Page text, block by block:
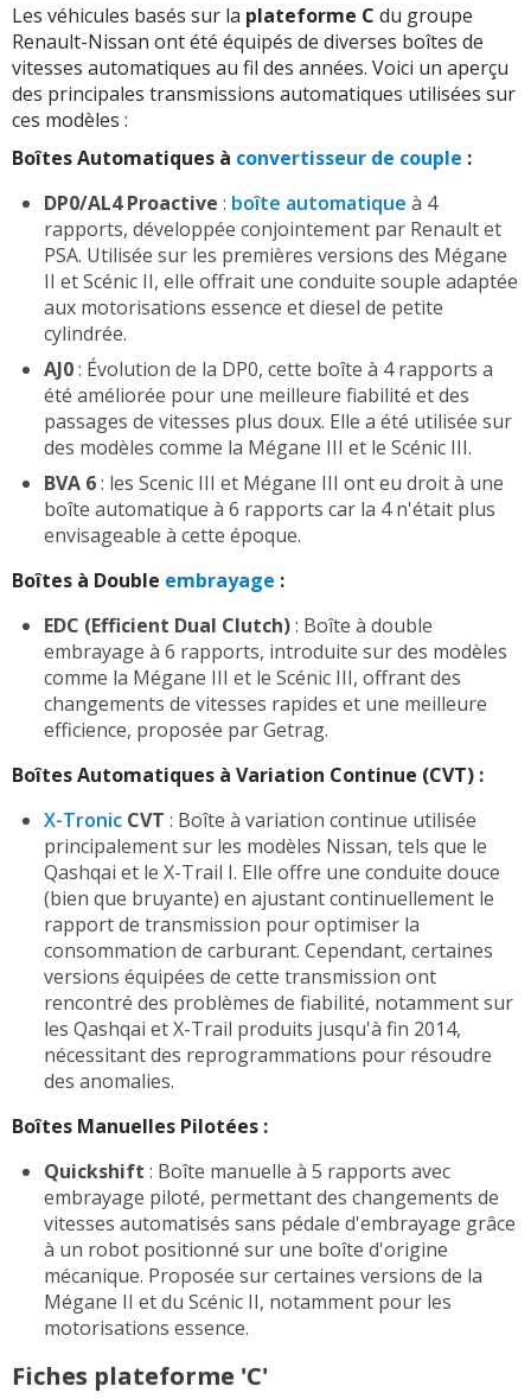
Les véhicules basés sur la plateforme C du groupe
Renault-Nissan ont été équipés de diverses boîtes de
vitesses automatiques au fil des années. Voici un aperçu
des principales transmissions automatiques utilisées sur
ces modèles :
Boîtes Automatiques à convertisseur de couple :
DP0/AL4 Proactive : boîte automatique à 4
rapports, développée conjointement par Renault et
PSA. Utilisée sur les premières versions des Mégane
II et Scénic II, elle offrait une conduite souple adaptée
aux motorisations essence et diesel de petite
cylindrée.
AJ0: Évolution de la DP0, cette boîte à 4 rapports a
été améliorée pour une meilleure fiabilité et des
passages de vitesses plus doux. Elle a été utilisée sur
des modèles comme la Mégane III et le Scénic III.
BVA 6: les Scenic III et Mégane III ont eu droit à une
boîte automatique à 6 rapports car la 4 n'était plus
envisageable à cette époque.
Boîtes à Double embrayage :
EDC (Efficient Dual Clutch): Boîte à double
embrayage à 6 rapports, introduite sur des modèles
comme la Mégane III et le Scénic III, offrant des
changements de vitesses rapides et une meilleure
efficience, proposée par Getrag.
Boîtes Automatiques à Variation Continue (CVT) :
X-Tronic CVT : Boîte à variation continue utilisée
principalement sur les modèles Nissan, tels que le
Qashqai et le X-Trail I. Elle offre une conduite douce
(bien que bruyante) en ajustant continuellement le
rapport de transmission pour optimiser la
consommation de carburant. Cependant, certaines
versions équipées de cette transmission ont
rencontré des problèmes de fiabilité, notamment sur
les Qashqai et X-Trail produits jusqu'à fin 2014,
nécessitant des reprogrammations pour résoudre
des anomalies.
Boîtes Manuelles Pilotées :
Quickshift : Boîte manuelle à 5 rapports avec
embrayage piloté, permettant des changements de
vitesses automatisés sans pédale d'embrayage grâce
à un robot positionné sur une boîte d'origine
mécanique. Proposée sur certaines versions de la
Mégane II et du Scénic II, notamment pour les
motorisations essence.
Fiches plateforme 'C'